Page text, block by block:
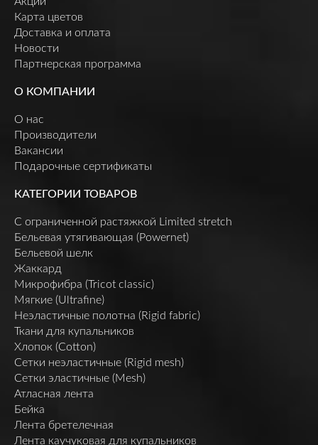
Карта цветов
Доставка и оплата
Новости
Партнерская программа
О КОМПАНИИ
О нас
Производители
Вакансии
Подарочные сертификаты
КАТЕГОРИИ ТОВАРОВ
C ограниченной растяжкой Limited stretch
Бельевая утягивающая (Powernet)
Бельевой шелк
Жаккард
Микрофибра (Tricot classic)
Мягкие (Ultrafine)
Неэластичные полотна (Rigid fabric)
Ткани для купальников
Хлопок (Cotton)
Сетки неэластичные (Rigid mesh)
Сетки эластичные (Mesh)
Атласная лента
Бейка
Лента бретелечная
Лента каучуковая для купальников